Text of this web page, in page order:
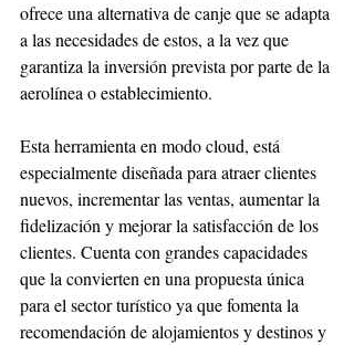
ofrece una alternativa de canje que se adapta
a las necesidades de estos, a la vez que
garantiza la inversión prevista por parte de la
aerolínea o establecimiento.
Esta herramienta en modo cloud, está
especialmente diseñada para atraer clientes
nuevos, incrementar las ventas, aumentar la
fidelización y mejorar la satisfacción de los
clientes. Cuenta con grandes capacidades
que la convierten en una propuesta única
para el sector turístico ya que fomenta la
recomendación de alojamientos y destinos y